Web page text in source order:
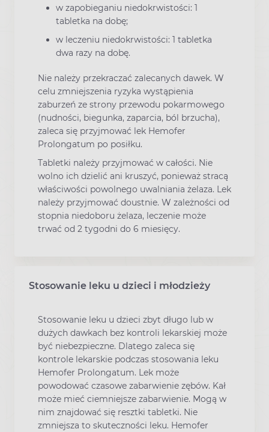
w zapobieganiu niedokrwistości: 1
tabletka na dobę;
w leczeniu niedokrwistości: 1 tabletka
dwa razy na dobę.
Nie należy przekraczać zalecanych dawek. W
celu zmniejszenia ryzyka wystąpienia
zaburzeń ze strony przewodu pokarmowego
(nudności, biegunka, zaparcia, ból brzucha),
zaleca się przyjmować lek Hemofer
Prolongatum po posiłku.
Tabletki należy przyjmować w całości. Nie
wolno ich dzielić ani kruszyć, ponieważ stracą
właściwości powolnego uwalniania żelaza. Lek
należy przyjmować doustnie. W zależności od
stopnia niedoboru żelaza, leczenie może
trwać od 2 tygodni do 6 miesięcy.
Stosowanie leku u dzieci i młodzieży
Stosowanie leku u dzieci zbyt długo lub w
dużych dawkach bez kontroli lekarskiej może
być niebezpieczne. Dlatego zaleca się
kontrole lekarskie podczas stosowania leku
Hemofer Prolongatum. Lek może
powodować czasowe zabarwienie zębów. Kał
może mieć ciemniejsze zabarwienie. Mogą w
nim znajdować się resztki tabletki. Nie
zmniejsza to skuteczności leku. Hemofer